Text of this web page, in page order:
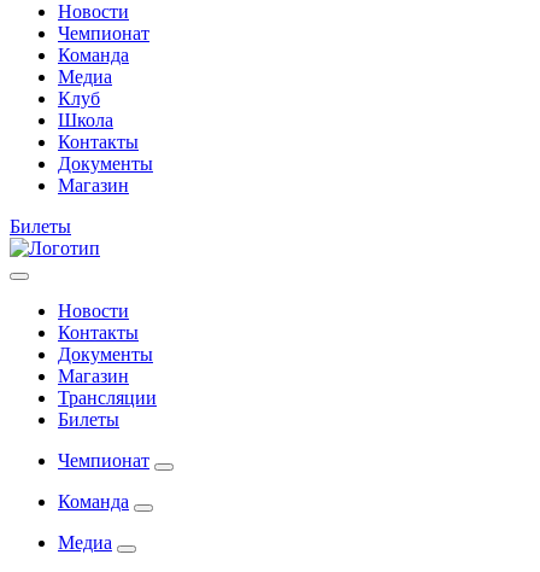
Новости
Чемпионат
Команда
Медиа
Клуб
Школа
Контакты
Документы
Магазин
Билеты
Новости
Контакты
Документы
Магазин
Трансляции
Билеты
Чемпионат
Команда
Медиа